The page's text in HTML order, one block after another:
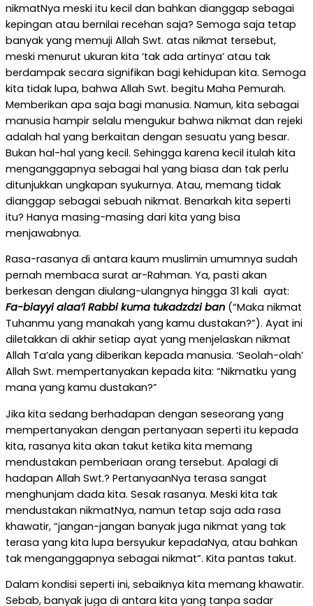
nikmatNya meski itu kecil dan bahkan dianggap sebagai
kepingan atau bernilai recehan saja? Semoga saja tetap
banyak yang memuji Allah Swt. atas nikmat tersebut,
meski menurut ukuran kita ‘tak ada artinya’ atau tak
berdampak secara signifikan bagi kehidupan kita. Semoga
kita tidak lupa, bahwa Allah Swt. begitu Maha Pemurah.
Memberikan apa saja bagi manusia. Namun, kita sebagai
manusia hampir selalu mengukur bahwa nikmat dan rejeki
adalah hal yang berkaitan dengan sesuatu yang besar.
Bukan hal-hal yang kecil. Sehingga karena kecil itulah kita
menganggapnya sebagai hal yang biasa dan tak perlu
ditunjukkan ungkapan syukurnya. Atau, memang tidak
dianggap sebagai sebuah nikmat. Benarkah kita seperti
itu? Hanya masing-masing dari kita yang bisa
menjawabnya.
Rasa-rasanya di antara kaum muslimin umumnya sudah
pernah membaca surat ar-Rahman. Ya, pasti akan
berkesan dengan diulang-ulangnya hingga 31 kali ayat:
Fa-biayyi alaa’i Rabbi kuma tukadzdzi ban (“Maka nikmat
Tuhanmu yang manakah yang kamu dustakan?”). Ayat ini
diletakkan di akhir setiap ayat yang menjelaskan nikmat
Allah Ta’ala yang diberikan kepada manusia. ‘Seolah-olah’
Allah Swt. mempertanyakan kepada kita: “Nikmatku yang
mana yang kamu dustakan?”
Jika kita sedang berhadapan dengan seseorang yang
mempertanyakan dengan pertanyaan seperti itu kepada
kita, rasanya kita akan takut ketika kita memang
mendustakan pemberiaan orang tersebut. Apalagi di
hadapan Allah Swt.? PertanyaanNya terasa sangat
menghunjam dada kita. Sesak rasanya. Meski kita tak
mendustakan nikmatNya, namun tetap saja ada rasa
khawatir, “jangan-jangan banyak juga nikmat yang tak
terasa yang kita lupa bersyukur kepadaNya, atau bahkan
tak menganggapnya sebagai nikmat”. Kita pantas takut.
Dalam kondisi seperti ini, sebaiknya kita memang khawatir.
Sebab, banyak juga di antara kita yang tanpa sadar